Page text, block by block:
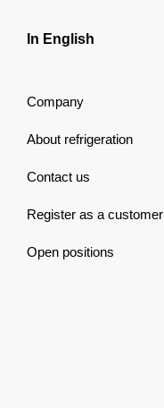
In English
Company
About refrigeration
Contact us
Register as a customer
Open positions